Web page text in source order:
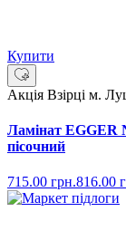
Купити
Акція Взірці м.
Ламінат EGGER
пісочний
715.00 грн.816.00